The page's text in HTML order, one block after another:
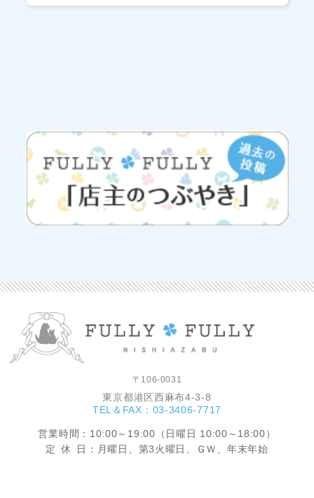
〒106-0031
東京都港区西麻布4-3-8
TEL＆FAX：03-3406-7717
営業時間 ：10:00～19:00（日曜日 10:00～18:00）
定休
日：月曜日、第3火曜日、ＧＷ、年末年始